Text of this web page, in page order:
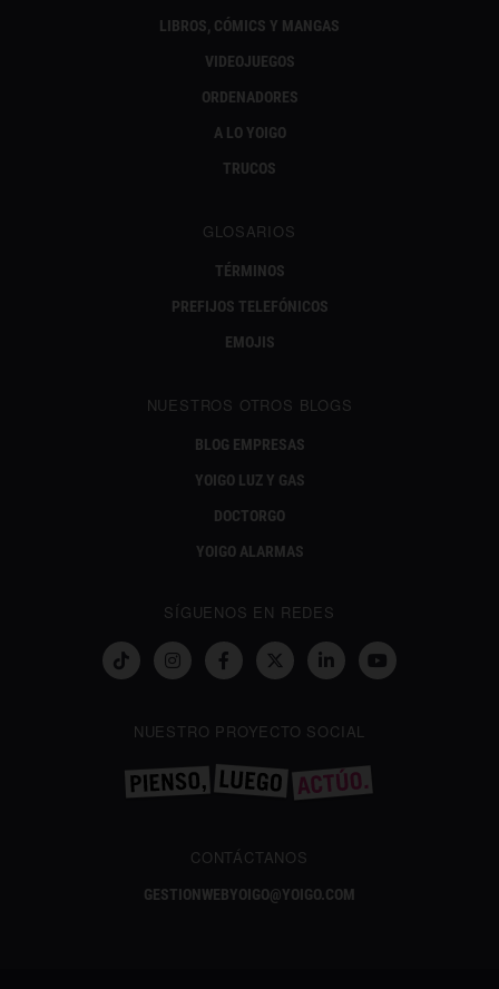
LIBROS, CÓMICS Y MANGAS
VIDEOJUEGOS
ORDENADORES
A LO YOIGO
TRUCOS
GLOSARIOS
TÉRMINOS
PREFIJOS TELEFÓNICOS
EMOJIS
NUESTROS OTROS BLOGS
BLOG EMPRESAS
YOIGO LUZ Y GAS
DOCTORGO
YOIGO ALARMAS
SÍGUENOS EN REDES
NUESTRO PROYECTO SOCIAL
CONTÁCTANOS
GESTIONWEBYOIGO@YOIGO.COM